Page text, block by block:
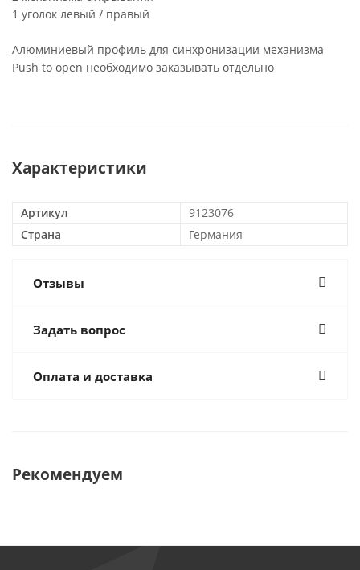
1 уголок левый / правый
Алюминиевый профиль для синхронизации механизма
Push to open необходимо заказывать отдельно
Характеристики
Артикул
9123076
Страна
Германия
Отзывы
Задать вопрос
Оплата и доставка
Рекомендуем